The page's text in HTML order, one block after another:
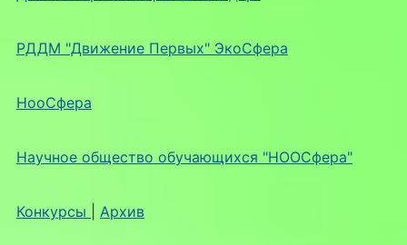
РДДМ "Движение Первых" ЭкоСфера
НооСфера
Научное общество обучающихся "НООСфера"
Конкурсы Архив